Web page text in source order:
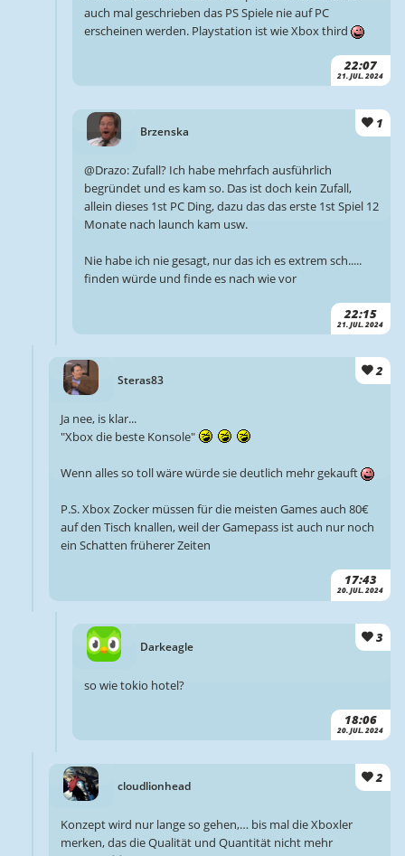
22:07
21. JUL. 2024
auch mal geschrieben das PS Spiele nie auf PC
erscheinen werden. Playstation ist wie Xbox third
Brzenska
1
22:15
21. JUL. 2024
@Drazo: Zufall? Ich habe mehrfach ausführlich
begründet und es kam so. Das ist doch kein Zufall,
allein dieses 1st PC Ding, dazu das das erste 1st Spiel 12
Monate nach launch kam usw.
Nie habe ich nie gesagt, nur das ich es extrem sch.....
finden würde und finde es nach wie vor
Steras83
2
17:43
20. JUL. 2024
Ja nee, is klar...
"Xbox die beste Konsole"
Wenn alles so toll wäre würde sie deutlich mehr gekauft
P.S. Xbox Zocker müssen für die meisten Games auch 80€
auf den Tisch knallen, weil der Gamepass ist auch nur noch
ein Schatten früherer Zeiten
Darkeagle
3
18:06
20. JUL. 2024
so wie tokio hotel?
cloudlionhead
2
Konzept wird nur lange so gehen,… bis mal die Xboxler
merken, das die Qualität und Quantität nicht mehr